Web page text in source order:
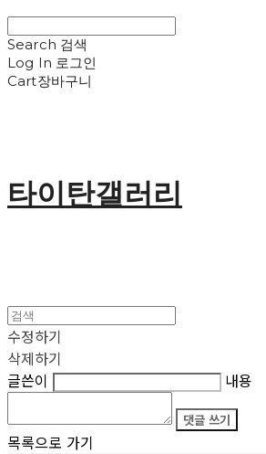
Search 검색
Log In 로그인
Cart장바구니
타이탄갤러리
수정하기
삭제하기
글쓴이
내용
댓글 쓰기
목록으로 가기